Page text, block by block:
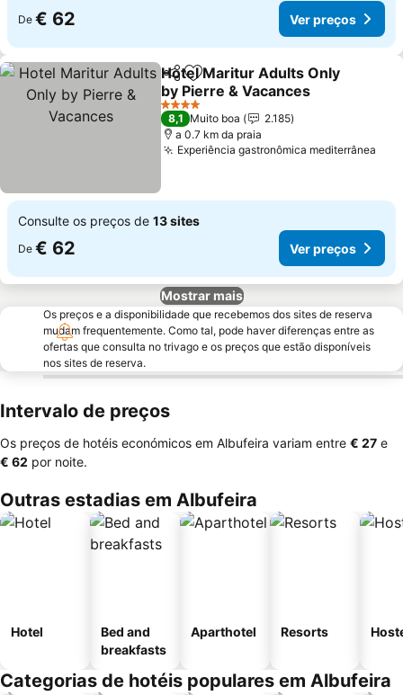
De € 62 Ver preços
PartilharAdicionar aos favoritos
Hotel Maritur Adults Only
by Pierre & Vacances
4 Estrelas
8,1 Muito boa
2.185
a 0.7 km da praia
Experiência gastronômica mediterrânea
Consulte os preços de 13 sites
De € 62 Ver preços
Mostrar mais
Os preços e a disponibilidade que recebemos dos sites de reserva
mudam frequentemente. Como tal, pode haver diferenças entre as
ofertas que consulta no trivago e os preços que estão disponíveis
nos sites de reserva.
Intervalo de preços
Os preços de hotéis económicos em Albufeira variam entre ‎€ 27 e
‎€ 62 por noite.
Outras estadias em Albufeira
Hotel
Bed and
breakfasts
Aparthotel Resorts
Categorias de hotéis populares em Albufeira